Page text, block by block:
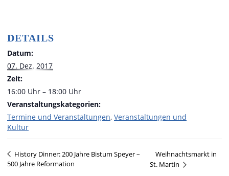
DETAILS
Datum:
07. Dez. 2017
Zeit:
16:00 Uhr – 18:00 Uhr
Veranstaltungskategorien:
Termine und Veranstaltungen, Veranstaltungen und
Kultur
History Dinner: 200 Jahre Bistum Speyer –
500 Jahre Reformation
Weihnachtsmarkt in
St. Martin